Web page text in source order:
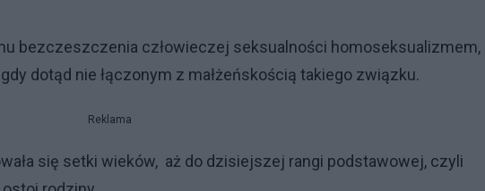
bezczeszczenia człowieczej seksualności homoseksualizmem,
dotąd nie łączonym z małżeńskością takiego związku.
Reklama
się setki wieków, aż do dzisiejszej rangi podstawowej, czyli